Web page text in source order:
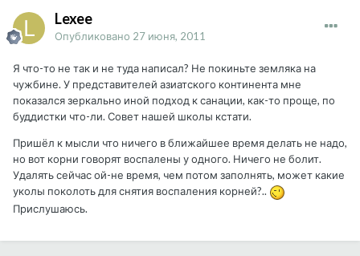
Lexee
Опубликовано 27 июня, 2011
Я что-то не так и не туда написал? Не покиньте земляка на
чужбине. У представителей азиатского континента мне
показался зеркально иной подход к санации, как-то проще, по
буддистки что-ли. Совет нашей школы кстати.
Пришёл к мысли что ничего в ближайшее время делать не надо,
но вот корни говорят воспалены у одного. Ничего не болит.
Удалять сейчас ой-не время, чем потом заполнять, может какие
уколы поколоть для снятия воспаления корней?..
Прислушаюсь.